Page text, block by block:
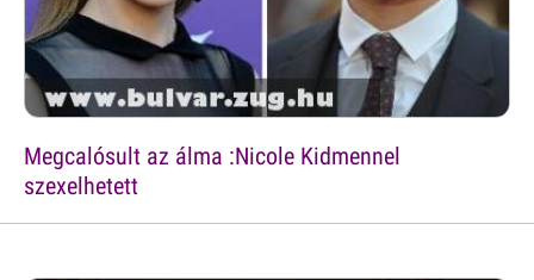
Megcalósult az álma :Nicole Kidmennel
szexelhetett